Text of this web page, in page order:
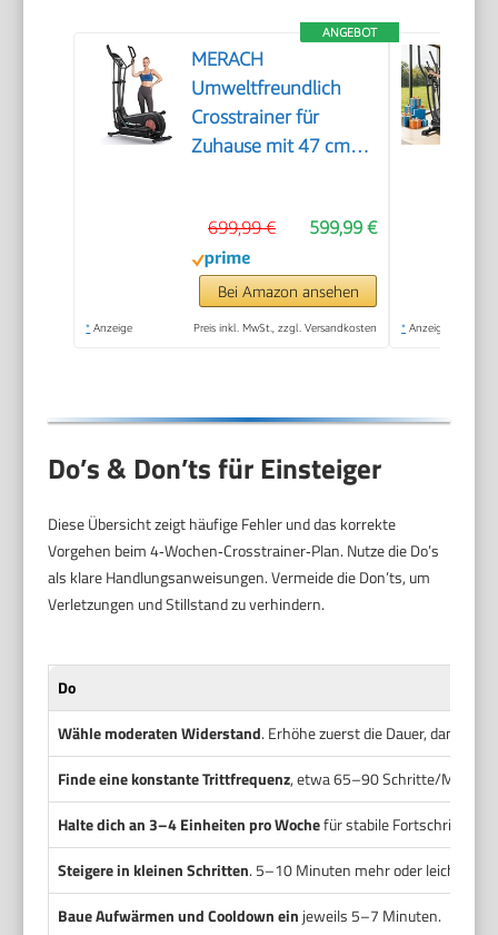
ANGEBOT
MERACH
Umweltfreundlich
Crosstrainer für
Zuhause mit 47 cm
Selbstgenerierender
Ellipsentrainer mit
Magnetwiderstand,
16 Stufen,
599,99 €
699,99 €
Bei Amazon ansehen
* Anzeige Preis inkl. MwSt., zzgl. Versandkosten * Anzeige
Do’s & Don’ts für Einsteiger
Diese Übersicht zeigt häufige Fehler und das korrekte
Vorgehen beim 4‑Wochen‑Crosstrainer‑Plan. Nutze die Do’s
als klare Handlungsanweisungen. Vermeide die Don’ts, um
Verletzungen und Stillstand zu verhindern.
Do
Wähle moderaten Widerstand. Erhöhe zuerst die Dauer, dann
Finde eine konstante Trittfrequenz, etwa 65–90 Schritte/Minute.
Halte dich an 3–4 Einheiten pro Wochefür stabile Fortschritte.
Steigere in kleinen Schritten. 5–10 Minuten mehr oder leichter
Baue Aufwärmen und Cooldown ein jeweils 5–7 Minuten.